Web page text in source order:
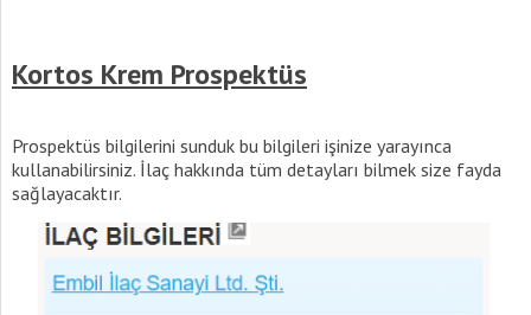
Kortos Krem Prospektüs
Prospektüs bilgilerini sunduk bu bilgileri işinize yarayınca
kullanabilirsiniz. İlaç hakkında tüm detayları bilmek size fayda
sağlayacaktır.